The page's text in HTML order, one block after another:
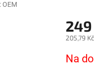
OEM
249
205,79
cena:
Na